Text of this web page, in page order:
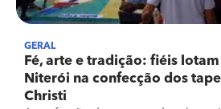
GERAL
Fé, arte e tradição: fiéis
Niterói na confecção dos
Christi